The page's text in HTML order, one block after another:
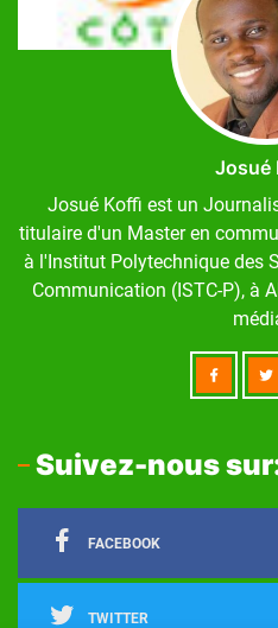
Josué
Josué Koffi est un
titulaire d'un Master en
à l'Institut Polytechnique des
Communication (ISTC-P), à
Suivez-nous
FACEBOOK
TWITTER